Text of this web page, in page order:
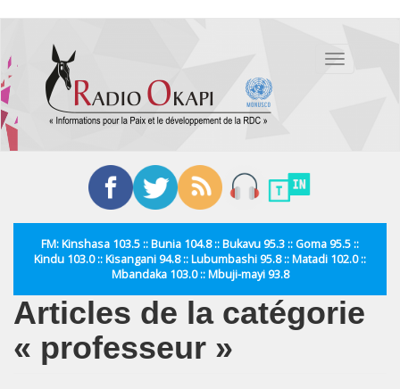
contenu
principal
Toggle
FM: Kinshasa 103.5 :: Bunia 104.8 :: Bukavu 95.3 :: Goma 95.5 ::
Kindu 103.0 :: Kisangani 94.8 :: Lubumbashi 95.8 :: Matadi 102.0 ::
Mbandaka 103.0 :: Mbuji-mayi 93.8
Articles de la catégorie
« professeur »